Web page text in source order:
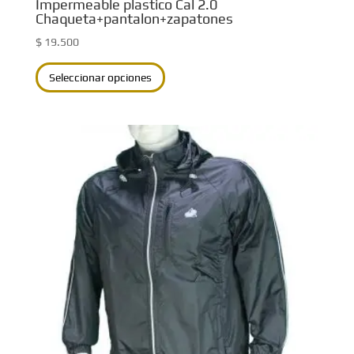
Impermeable plastico Cal 2.0
Chaqueta+pantalon+zapatones
$19.500
Seleccionar opciones
producto
múltiples
variantes.
Las
opciones
se
pueden
elegir